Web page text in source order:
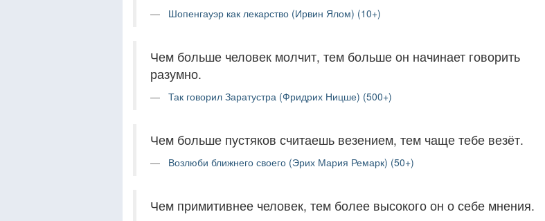
Шопенгауэр как лекарство (Ирвин Ялом) (10+)
Чем больше человек молчит, тем больше он начинает говорить
разумно.
Так говорил Заратустра (Фридрих Ницше) (500+)
Чем больше пустяков считаешь везением, тем чаще тебе везёт.
Возлюби ближнего своего (Эрих Мария Ремарк) (50+)
Чем примитивнее человек, тем более высокого он о себе мнения.